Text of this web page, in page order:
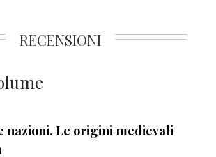
RECENSIONI
nazioni. Le origini medievali